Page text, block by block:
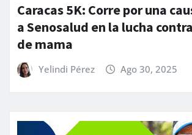
Caracas 5K: Corre por una
a Senosalud en la lucha
de mama
Yelindi Pérez Ago 30, 2025